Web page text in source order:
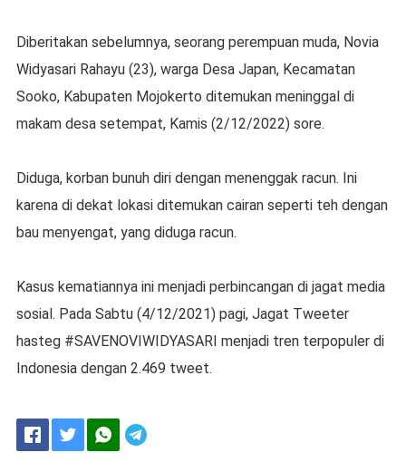
Diberitakan sebelumnya, seorang perempuan muda, Novia
Widyasari Rahayu (23), warga Desa Japan, Kecamatan
Sooko, Kabupaten Mojokerto ditemukan meninggal di
makam desa setempat, Kamis (2/12/2022) sore.
Diduga, korban bunuh diri dengan menenggak racun. Ini
karena di dekat lokasi ditemukan cairan seperti teh dengan
bau menyengat, yang diduga racun.
Kasus kematiannya ini menjadi perbincangan di jagat media
sosial. Pada Sabtu (4/12/2021) pagi, Jagat Tweeter
hasteg #SAVENOVIWIDYASARI menjadi tren terpopuler di
Indonesia dengan 2.469 tweet.